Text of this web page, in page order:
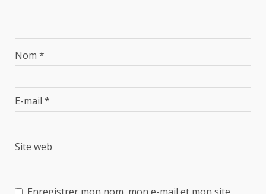
Nom *
E-mail *
Site web